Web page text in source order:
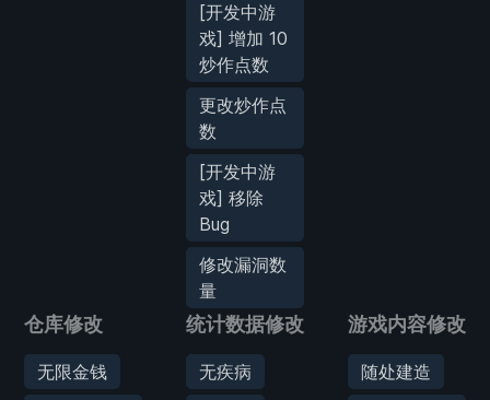
[开发中游
戏] 增加 10
炒作点数
更改炒作点
数
[开发中游
戏] 移除
Bug
修改漏洞数
量
仓库修改
无限金钱
统计数据修改
无疾病
游戏内容修改
随处建造